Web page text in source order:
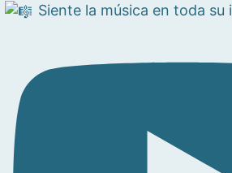
Siente la música en toda su